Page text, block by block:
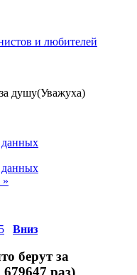
и любителей
душу(Уважуха)
данных
данных
»
Вниз
берут за